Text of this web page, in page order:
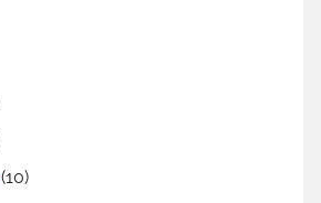
(10)